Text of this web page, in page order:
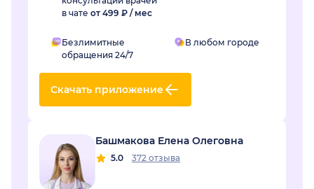
в чате от 499 ₽ / мес
Безлимитные
обращения 24/7
В любом городе
Скачать приложение
Башмакова Елена Олеговна
5.0 372 отзыва